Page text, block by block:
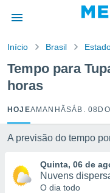
da
foi
para
fornecidas
a este
e
Início Brasil
Tempo para
horas
HOJEAMANHÃSÁB. 08
A previsão do tempo
Quinta, 06 de
Nuvens
O dia todo